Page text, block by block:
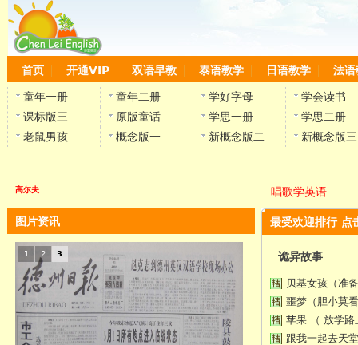
首页 开通VIP 双语早教 泰语教学 日语教学 法语
童年一册 童年二册 学好字母
学会读书
课标版三
原版童话 学思一册
学思二册
老鼠男孩
概念版一 新概念版二 新概念版三
高尔夫 唱歌学英语
图片资讯
1 2 3
最受欢迎排行 点
诡异故事
贝基女孩（准
噩梦（胆小莫
苹果 （ 放学路
跟我一起去天